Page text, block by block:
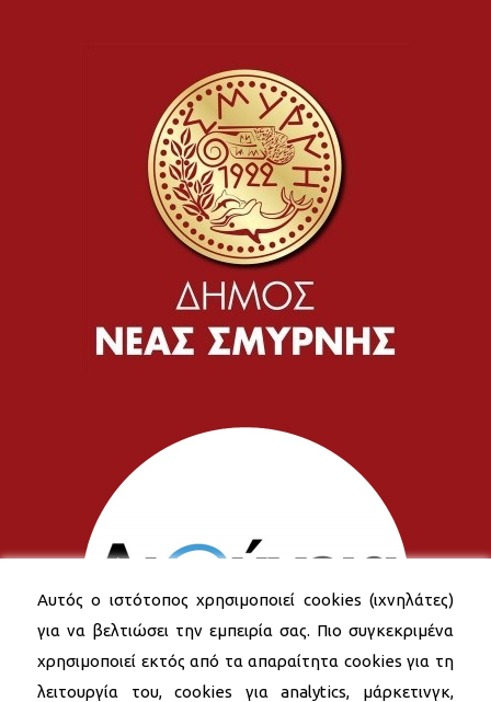
Αυτός ο ιστότοπος χρησιμοποιεί cookies (ιχνηλάτες)
για να βελτιώσει την εμπειρία σας. Πιο συγκεκριμένα
χρησιμοποιεί εκτός από τα απαραίτητα cookies για τη
λειτουργία του, cookies για analytics, μάρκετινγκ,